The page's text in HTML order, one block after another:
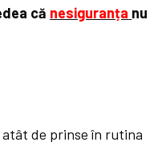
că nesiguranța nu
de prinse în rutina